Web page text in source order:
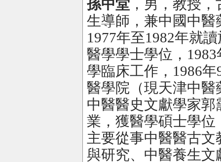
孫中堂，男，教授，
生導師，兼中國中
1977年至1982年就
醫學學士學位，
學臨床工作，1986
醫學院（現天津中
中醫醫史文獻學家
業，獲醫學碩士學
主要從事中醫醫古
與研究、中醫養生